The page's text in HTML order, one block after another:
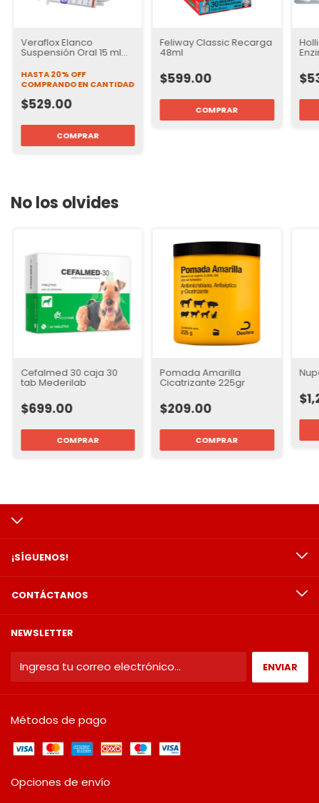
Veraflox Elanco
Suspensión Oral 15 ml
para Gatos
HASTA 20% OFF
COMPRANDO EN CANTIDAD
$529.00
Feliway Classic Recarga
48ml
$599.00
No los olvides
Cefalmed 30 caja 30
tab Mederilab
$699.00
Pomada Amarilla
Cicatrizante 225gr
$209.00
¡SÍGUENOS!
CONTÁCTANOS
NEWSLETTER
Métodos de pago
Opciones de envío